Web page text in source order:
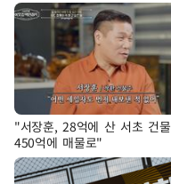
"서장훈, 28억에 산 서초 건물
450억에 매물로"